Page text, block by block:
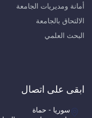
أمانة ومديريات الجامعة
الالتحاق بالجامعة
البحث العلمي
ابقى على اتصال
سوريا - حماة